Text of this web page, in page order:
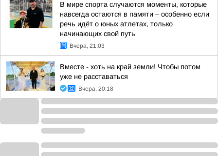
В мире спорта случаются моменты, которые
навсегда остаются в памяти – особенно если
речь идёт о юных атлетах, только
начинающих свой путь
Вчера, 21:03
Вместе - хоть на край земли! Чтобы потом
уже не расставаться
Вчера, 20:18